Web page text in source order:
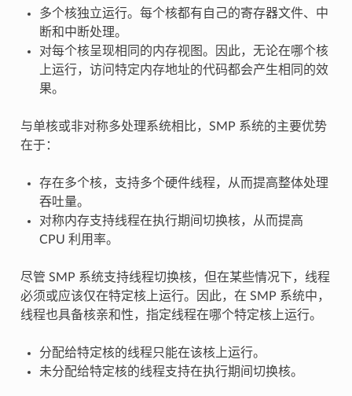
多个核独立运行。每个核都有自己的寄存器文件、中
断和中断处理。
对每个核呈现相同的内存视图。因此，无论在哪个核
上运行，访问特定内存地址的代码都会产生相同的效
果。
与单核或非对称多处理系统相比，SMP 系统的主要优势
在于：
存在多个核，支持多个硬件线程，从而提高整体处理
吞吐量。
对称内存支持线程在执行期间切换核，从而提高
CPU 利用率。
尽管 SMP 系统支持线程切换核，但在某些情况下，线程
必须或应该仅在特定核上运行。因此，在 SMP 系统中，
线程也具备核亲和性，指定线程在哪个特定核上运行。
分配给特定核的线程只能在该核上运行。
未分配给特定核的线程支持在执行期间切换核。